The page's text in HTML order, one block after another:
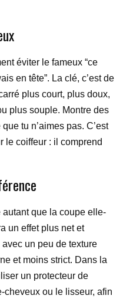
éviter le fameux “ce
en tête”. La clé, c’est de
plus court, plus doux,
plus souple. Montre des
tu n’aimes pas. C’est
le coiffeur : il comprend
autant que la coupe elle-
un effet plus net et
un peu de texture
et moins strict. Dans la
un protecteur de
cheveux ou le lisseur, afin